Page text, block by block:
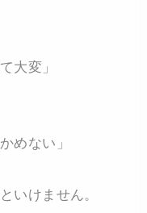
大変」
めない」
いけません。